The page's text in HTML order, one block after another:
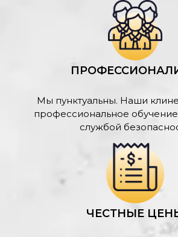
Мы пунктуальны. Наши
профессиональное
службой
ЧЕСТНЫЕ